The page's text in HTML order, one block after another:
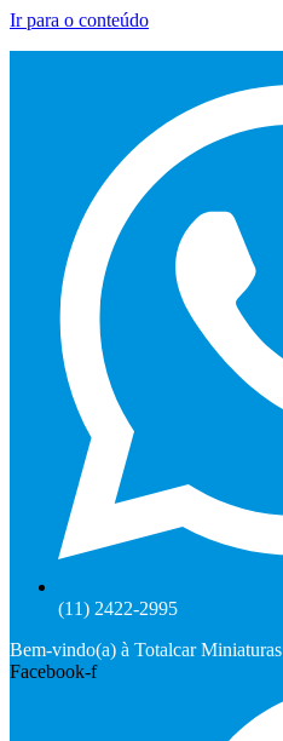
Ir para o conteúdo
(11) 2422-2995
Bem-vindo(a) à Totalcar Miniaturas
Facebook-f